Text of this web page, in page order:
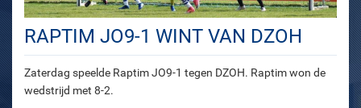
RAPTIM JO9-1 WINT VAN DZOH
Zaterdag speelde Raptim JO9-1 tegen DZOH. Raptim won de
wedstrijd met 8-2.